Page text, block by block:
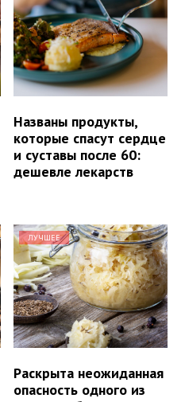
Названы продукты,
которые спасут сердце
и суставы после 60:
дешевле лекарств
ЛУЧШЕЕ
Раскрыта неожиданная
опасность одного из